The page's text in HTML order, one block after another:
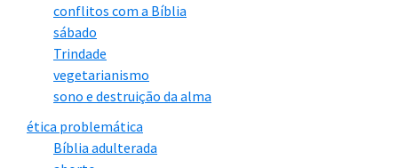
conflitos com a Bíblia
sábado
Trindade
vegetarianismo
sono e destruição da alma
ética problemática
Bíblia adulterada